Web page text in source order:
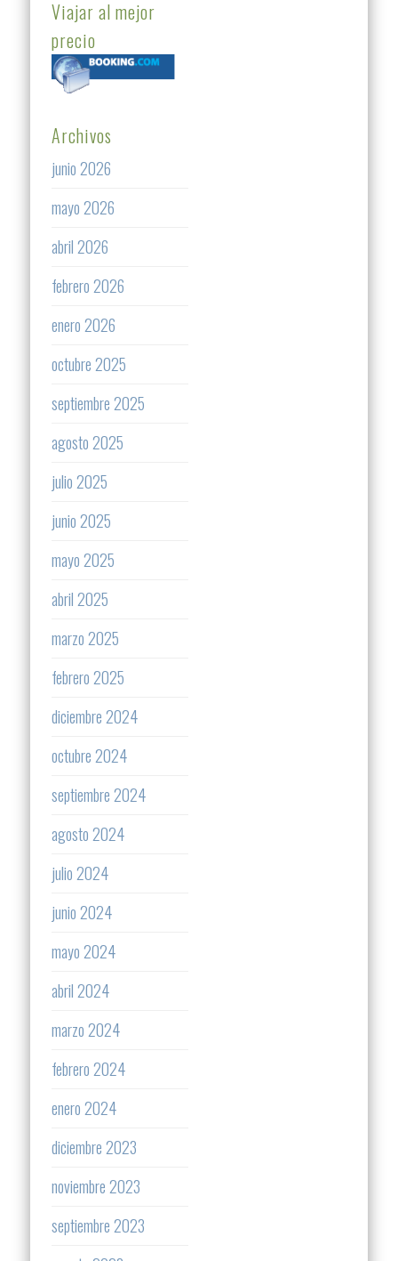
Viajar al mejor
precio
Archivos
junio 2026
mayo 2026
abril 2026
febrero 2026
enero 2026
octubre 2025
septiembre 2025
agosto 2025
julio 2025
junio 2025
mayo 2025
abril 2025
marzo 2025
febrero 2025
diciembre 2024
octubre 2024
septiembre 2024
agosto 2024
julio 2024
junio 2024
mayo 2024
abril 2024
marzo 2024
febrero 2024
enero 2024
diciembre 2023
noviembre 2023
septiembre 2023